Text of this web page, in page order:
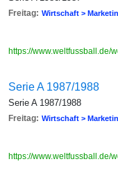
Freitag: Wirtschaft >
https://www.weltfussball.de/
Serie A 1987/1988
Serie A 1987/1988
Freitag: Wirtschaft >
https://www.weltfussball.de/